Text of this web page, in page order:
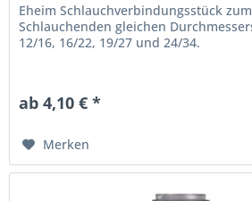
Eheim Schlauchverbindungsstück
Schlauchenden gleichen
12/16, 16/22, 19/27 und 24/34.
ab 4,10 € *
Merken